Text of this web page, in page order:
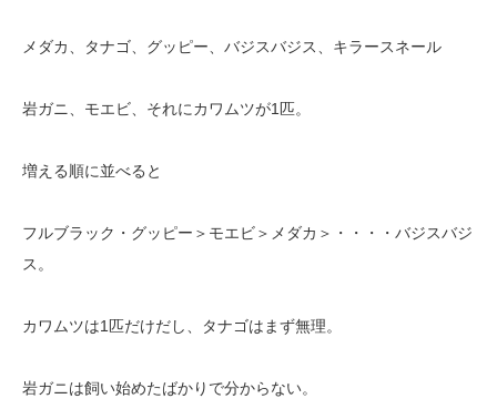
メダカ、タナゴ、グッピー、バジスバジス、キラースネール
岩ガニ、モエビ、それにカワムツが1匹。
増える順に並べると
フルブラック・グッピー＞モエビ＞メダカ＞・・・・バジスバジ
ス。
カワムツは1匹だけだし、タナゴはまず無理。
岩ガニは飼い始めたばかりで分からない。